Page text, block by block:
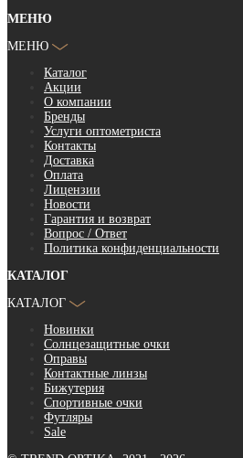
МЕНЮ
МЕНЮ
Каталог
Акции
О компании
Бренды
Услуги оптометриста
Контакты
Доставка
Оплата
Лицензии
Новости
Гарантия и возврат
Вопрос / Ответ
Политика конфиденциальности
КАТАЛОГ
КАТАЛОГ
Новинки
Солнцезащитные очки
Оправы
Контактные линзы
Бижутерия
Спортивные очки
Футляры
Sale